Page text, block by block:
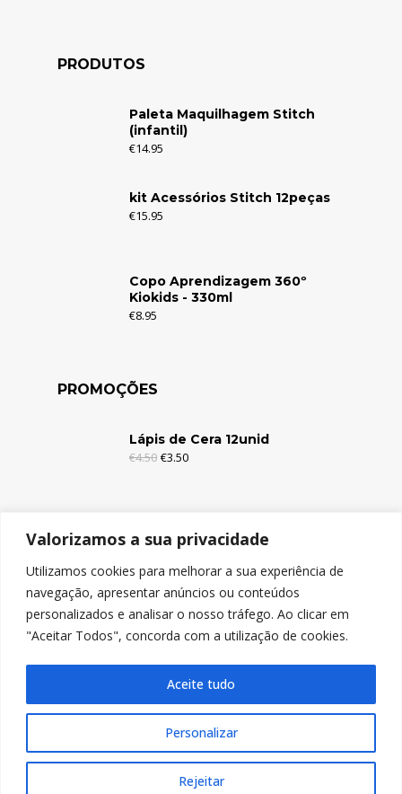
Valorizamos a sua privacidade
Utilizamos cookies para melhorar a sua experiência de
navegação, apresentar anúncios ou conteúdos
personalizados e analisar o nosso tráfego. Ao clicar em
"Aceitar Todos", concorda com a utilização de cookies.
Personalizar
Rejeitar
Aceite tudo
PRODUTOS
Paleta Maquilhagem Stitch
(infantil)
€14.95
kit Acessórios Stitch 12peças
€15.95
Copo Aprendizagem 360º
Kiokids - 330ml
€8.95
PROMOÇÕES
Lápis de Cera 12unid
€4.50 €3.50
€2.95 €1.95
Lápis de Cor c/Borracha 12unid
€4.95 €3.95
© Copyright 2024, Nicolitos